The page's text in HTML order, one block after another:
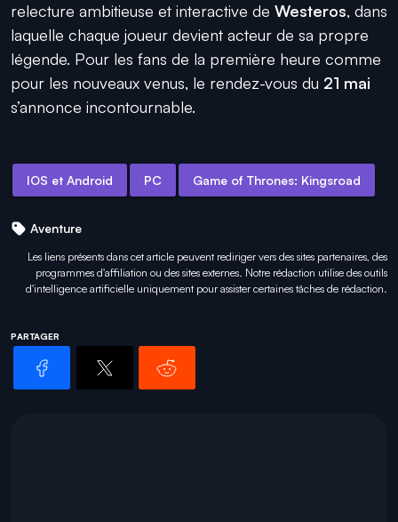
relecture ambitieuse et interactive de Westeros, dans
laquelle chaque joueur devient acteur de sa propre
légende. Pour les fans de la première heure comme
pour les nouveaux venus, le rendez-vous du 21 mai
s’annonce incontournable.
IOS et Android PC Game of Thrones: Kingsroad
Aventure
Les liens présents dans cet article peuvent rediriger vers des sites partenaires, des
programmes d'affiliation ou des sites externes. Notre rédaction utilise des outils
d'intelligence artificielle uniquement pourassister certaines tâches de rédaction.
PARTAGER